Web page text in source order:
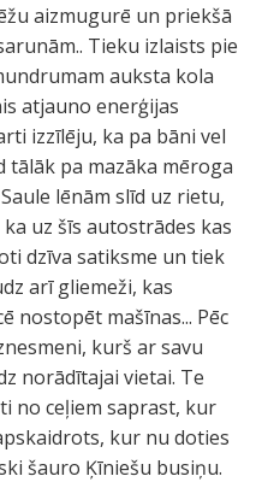
aizmugurē un priekšā
Tieku izlaists pie
auksta kola
atjauno enerģijas
izzīlēju, ka pa bāni vel
tālāk pa mazāka mēroga
lēnām slīd uz rietu,
uz šīs autostrādes kas
dzīva satiksme un tiek
arī gliemeži, kas
nostopēt mašīnas... Pēc
kurš ar savu
norādītajai vietai. Te
no ceļiem saprast, kur
kur nu doties
šauro Ķīniešu busiņu.